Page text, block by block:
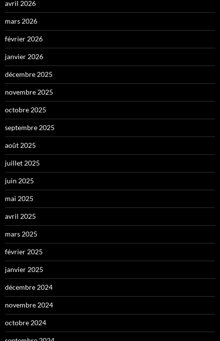
avril 2026
mars 2026
février 2026
janvier 2026
décembre 2025
novembre 2025
octobre 2025
septembre 2025
août 2025
juillet 2025
juin 2025
mai 2025
avril 2025
mars 2025
février 2025
janvier 2025
décembre 2024
novembre 2024
octobre 2024